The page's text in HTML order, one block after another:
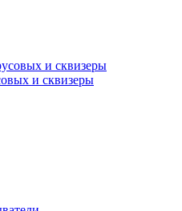
и сквизеры